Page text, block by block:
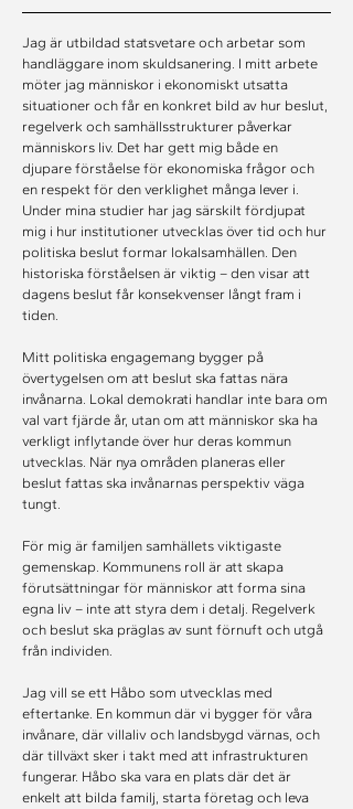
Jag är utbildad statsvetare och arbetar som
handläggare inom skuldsanering. I mitt arbete
möter jag människor i ekonomiskt utsatta
situationer och får en konkret bild av hur beslut,
regelverk och samhällsstrukturer påverkar
människors liv. Det har gett mig både en
djupare förståelse för ekonomiska frågor och
en respekt för den verklighet många lever i.
Under mina studier har jag särskilt fördjupat
mig i hur institutioner utvecklas över tid och hur
politiska beslut formar lokalsamhällen. Den
historiska förståelsen är viktig – den visar att
dagens beslut får konsekvenser långt fram i
tiden.
Mitt politiska engagemang bygger på
övertygelsen om att beslut ska fattas nära
invånarna. Lokal demokrati handlar inte bara om
val vart fjärde år, utan om att människor ska ha
verkligt inflytande över hur deras kommun
utvecklas. När nya områden planeras eller
beslut fattas ska invånarnas perspektiv väga
tungt.
För mig är familjen samhällets viktigaste
gemenskap. Kommunens roll är att skapa
förutsättningar för människor att forma sina
egna liv – inte att styra dem i detalj. Regelverk
och beslut ska präglas av sunt förnuft och utgå
från individen.
Jag vill se ett Håbo som utvecklas med
eftertanke. En kommun där vi bygger för våra
invånare, där villaliv och landsbygd värnas, och
där tillväxt sker i takt med att infrastrukturen
fungerar. Håbo ska vara en plats där det är
enkelt att bilda familj, starta företag och leva